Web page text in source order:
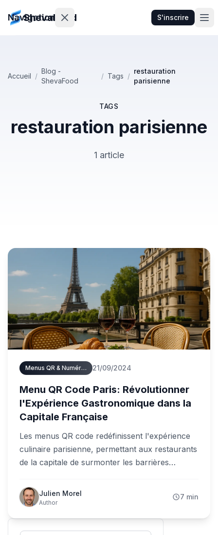
ShevaFood S'inscrire
Navigation
Nouveautés
Accueil /
Blog -
ShevaFood
/ Tags /
restauration
parisienne
TAGS
restauration parisienne
1 article
Menus QR & Numériques 21/09/2024
Menu QR Code Paris: Révolutionner
l'Expérience Gastronomique dans la
Capitale Française
Les menus QR code redéfinissent l'expérience
culinaire parisienne, permettant aux restaurants
de la capitale de surmonter les barrières
aux touristes internationaux.
Julien Morel
Author
7 min